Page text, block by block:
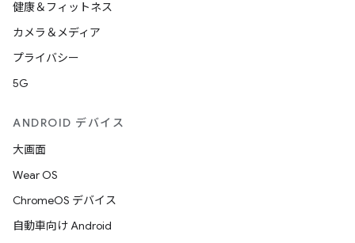
健康＆フィットネス
カメラ＆メディア
プライバシー
5G
ANDROID デバイス
大画面
Wear OS
ChromeOS デバイス
自動車向け Android